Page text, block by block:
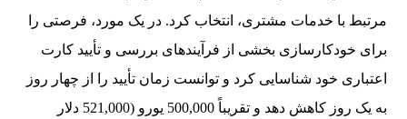
مرتبط با خدمات مشتری، انتخاب کرد. در یک مورد، فرصتی را
برای خودکارسازی بخشی از فرآیندهای بررسی و تأیید کارت
اعتباری خود شناسایی کرد و توانست زمان تأیید را از چهار روز
به یک روز کاهش دهد و تقریباً 500,000 یورو (521,000 دلار